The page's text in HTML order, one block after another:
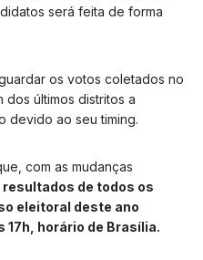
será feita de forma
os votos coletados no
últimos distritos a
devido ao seu timing.
com as mudanças
resultados de todos os
eleitoral deste ano
horário de Brasília.